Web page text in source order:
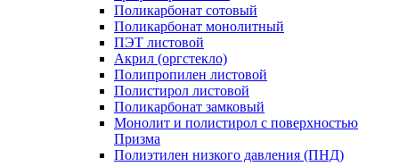
Поликарбонат сотовый
Поликарбонат монолитный
ПЭТ листовой
Акрил (оргстекло)
Полипропилен листовой
Полистирол листовой
Поликарбонат замковый
Монолит и полистирол с поверхностью
Призма
Полиэтилен низкого давления (ПНД)